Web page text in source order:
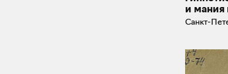
и мания
Санкт-